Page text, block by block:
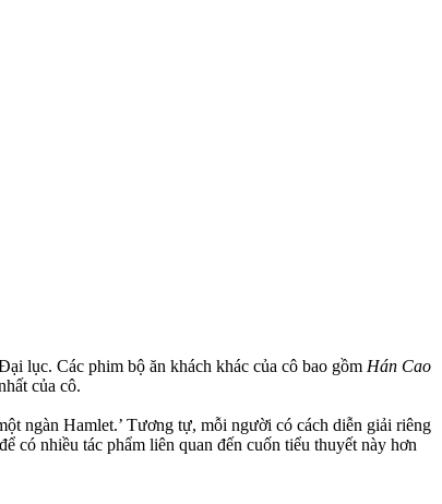
lục. Các phim bộ ăn khách khác của cô bao gồm Hán Cao
của cô.
ngàn Hamlet.’ Tương tự, mỗi người có cách diễn giải riêng
có nhiều tác phẩm liên quan đến cuốn tiểu thuyết này hơn